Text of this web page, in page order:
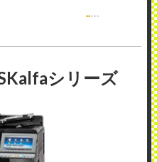
シリーズ